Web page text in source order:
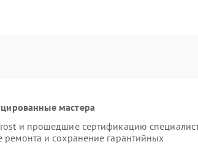
мастера
и прошедшие сертификацию
ремонта и сохранение гарантийных